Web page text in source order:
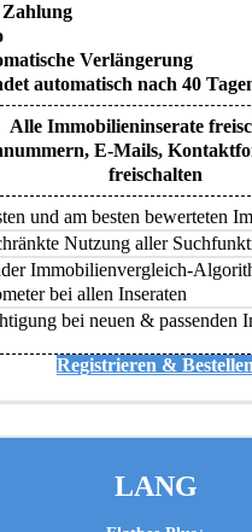
Zahlung
Verlängerung
automatisch nach 40
Alle Immobilieninserate
E-Mails,
freischalten
und am besten bewerteten
Nutzung aller
Immobilienvergleich-
bei allen Inseraten
bei neuen & passenden
Registrieren & Bestellen
LANG